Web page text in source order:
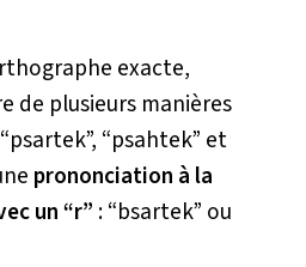
exacte,
de plusieurs manières
“psahtek” et
prononciation à la
un “r” : “bsartek” ou